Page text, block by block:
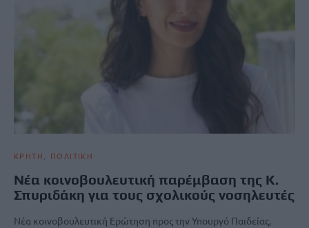
ΚΡΗΤΗ ΠΟΛΙΤΙΚΗ
Νέα κοινοβουλευτική παρέμβαση της Κ.
Σπυριδάκη για τους σχολικούς νοσηλευτές
Νέα κοινοβουλευτική Ερώτηση προς την Υπουργό Παιδείας,